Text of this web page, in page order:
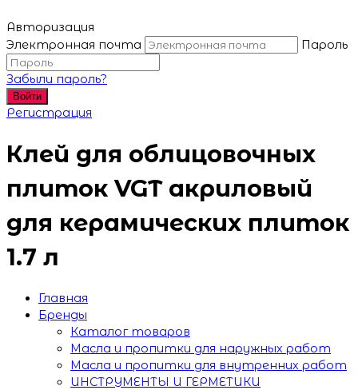
Авторизация
Электронная почта
Пароль
Забыли пароль?
Войти
Регистрация
Клей для облицовочных
плиток VGT акриловый
для керамических плиток
1.7 л
Главная
Бренды
Каталог товаров
Масла и пропитки для наружных работ
Масла и пропитки для внутренних работ
ИНСТРУМЕНТЫ И ГЕРМЕТИКИ